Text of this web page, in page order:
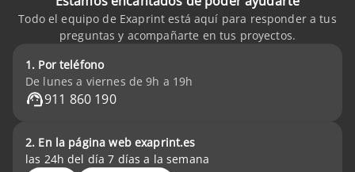
Todo el equipo de Exaprint está aquí para responder a tus
preguntas y acompañarte en tus proyectos.
1. Por teléfono
De lunes a viernes de 9h a 19h
911 860 190
2. En la página web exaprint.es
las 24h del día 7 días a la semana